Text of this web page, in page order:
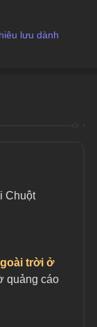
lưu dành
Chuột
trời ở
quảng cáo